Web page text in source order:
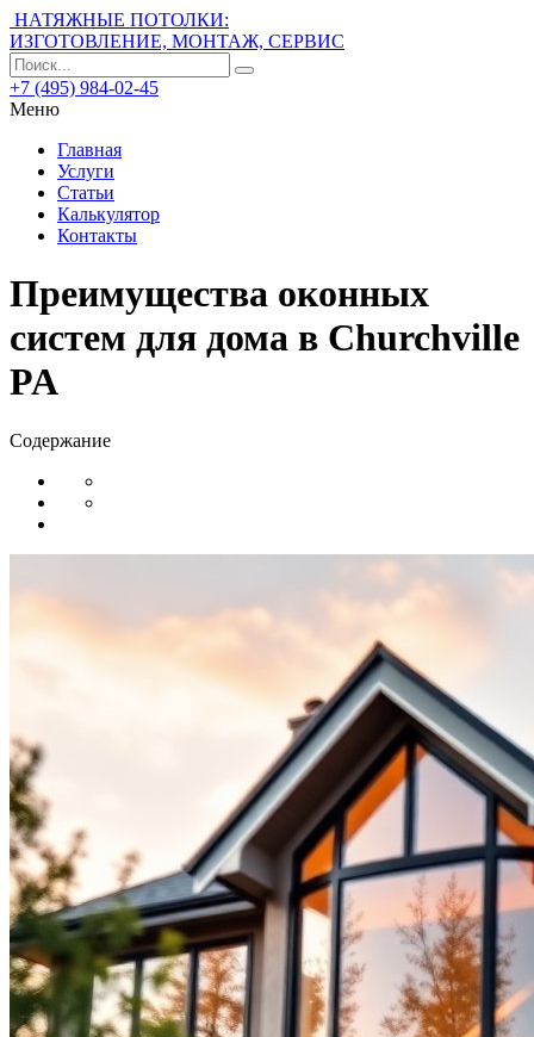
НАТЯЖНЫЕ ПОТОЛКИ:
ИЗГОТОВЛЕНИЕ, МОНТАЖ, СЕРВИС
+7 (495) 984-02-45
Меню
Главная
Услуги
Статьи
Калькулятор
Контакты
Преимущества оконных
систем для дома в Churchville
PA
Содержание